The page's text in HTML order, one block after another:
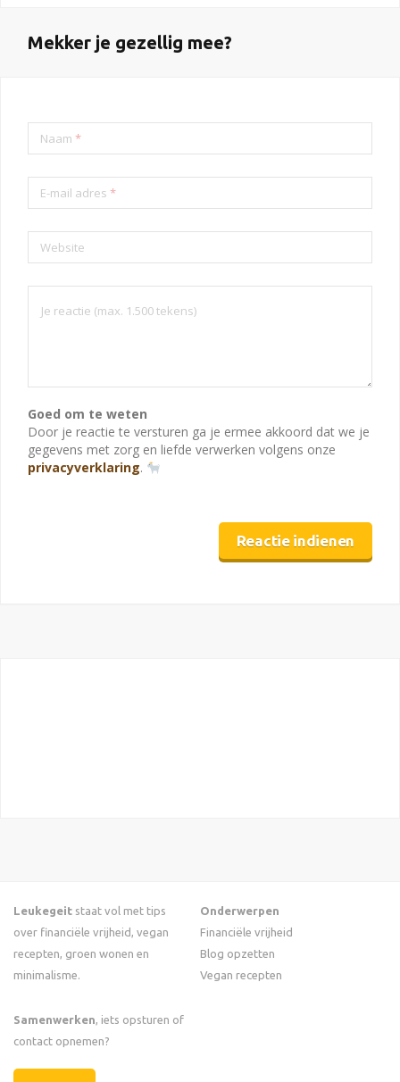
Mekker je gezellig mee?
Naam *
E-mail adres *
Website
Goed om te weten
Door je reactie te versturen ga je ermee akkoord dat we je
gegevens met zorg en liefde verwerken volgens onze
privacyverklaring.
Leukegeit staat vol met tips
over financiële vrijheid, vegan
recepten, groen wonen en
minimalisme.
Samenwerken, iets opsturen of
contact opnemen?
Onderwerpen
Financiële vrijheid
Blog opzetten
Vegan recepten